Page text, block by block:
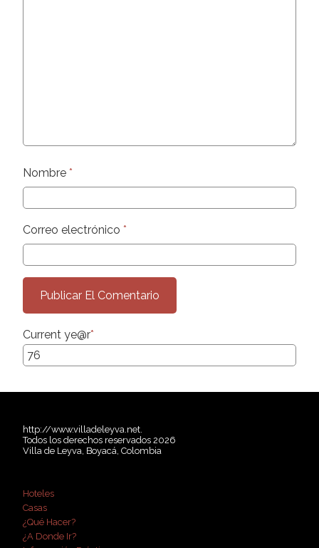
Nombre *
Correo electrónico *
Current ye@r*
http://www.villadeleyva.net.
Todos los derechos reservados 2026
Villa de Leyva, Boyacá, Colombia
Hoteles
Casas
¿Qué Hacer?
¿A Donde Ir?